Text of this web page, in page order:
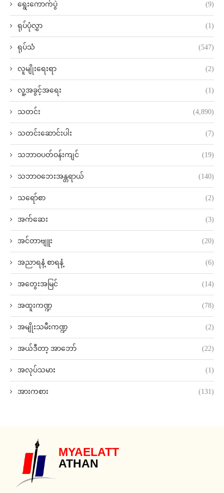
ရွေးကောက်ပွဲ (9)
ရုပ်ပုံလွှာ (1)
ရုပ်သံ (547)
လူမျိုးရေးရာ (2)
လူ့အခွင့်အရေး (1)
သတင်း (4,890)
သတင်းဆောင်းပါး (7)
သဘာဝပတ်ဝန်းကျင် (19)
သဘာဝဘေးအန္တရာယ် (140)
သရော်စာ (2)
အက်ဆေး (3)
အင်တာဗျူး (20)
အညာရနံ့ စာရနံ့ (6)
အတွေးအမြင် (14)
အထူးကဏ္ဍ (78)
အမျိုးသမီးကဏ္ဍ (2)
အယ်ဒီတာ့ အာဘော် (22)
အလုပ်သမား (1)
အားကစား (131)
MYAELATT
ATHAN